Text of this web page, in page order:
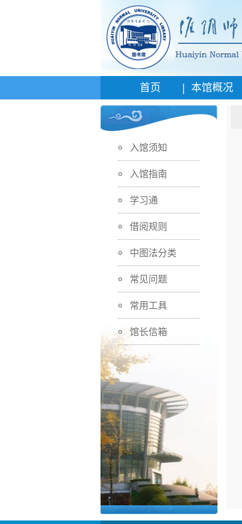
首页 | 本馆概况
入馆须知
入馆指南
学习通
借阅规则
中图法分类
常见问题
常用工具
馆长信箱